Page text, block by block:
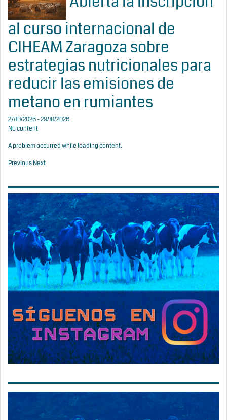
al curso internacional de
CIHEAM Zaragoza sobre
estrategias nutricionales para
reducir las emisiones de
metano en rumiantes
27/10/2026 - 29/10/2026
No content
A problem occurred while loading content.
PreviousNext